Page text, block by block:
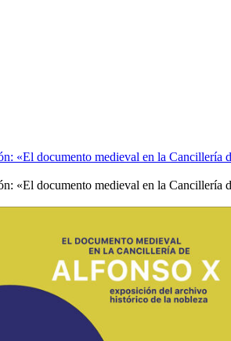
«El documento medieval en la Cancillería
«El documento medieval en la Cancillería